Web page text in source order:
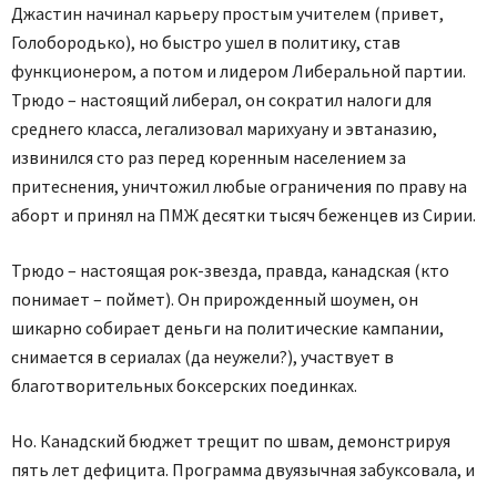
Джастин начинал карьеру простым учителем (привет,
Голобородько), но быстро ушел в политику, став
функционером, а потом и лидером Либеральной партии.
Трюдо – настоящий либерал, он сократил налоги для
среднего класса, легализовал марихуану и эвтаназию,
извинился сто раз перед коренным населением за
притеснения, уничтожил любые ограничения по праву на
аборт и принял на ПМЖ десятки тысяч беженцев из Сирии.
Трюдо – настоящая рок-звезда, правда, канадская (кто
понимает – поймет). Он прирожденный шоумен, он
шикарно собирает деньги на политические кампании,
снимается в сериалах (да неужели?), участвует в
благотворительных боксерских поединках.
Но. Канадский бюджет трещит по швам, демонстрируя
пять лет дефицита. Программа двуязычная забуксовала, и